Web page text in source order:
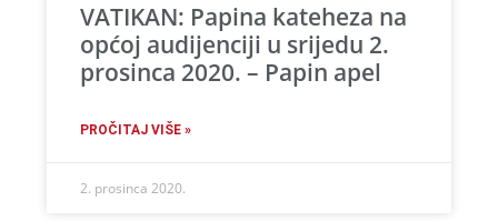
VATIKAN: Papina kateheza na
općoj audijenciji u srijedu 2.
prosinca 2020. – Papin apel
PROČITAJ VIŠE »
2. prosinca 2020.